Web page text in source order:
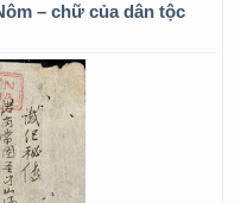
– chữ của dân tộc